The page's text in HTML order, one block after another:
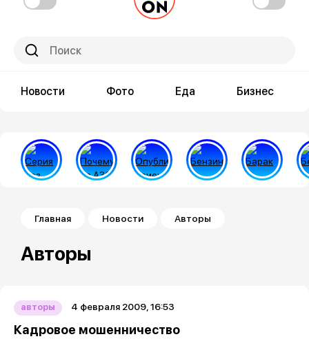
Новости Фото Еда Бизнес
Строка навигации
Главная Новости Авторы
Авторы
авторы 4 февраля 2009, 16:53
Кадровое мошенничество